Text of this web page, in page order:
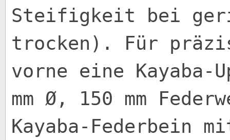
Steifigkeit bei
trocken). Für
vorne eine Kayaba-
mm Ø, 150 mm
Kayaba-Federbein